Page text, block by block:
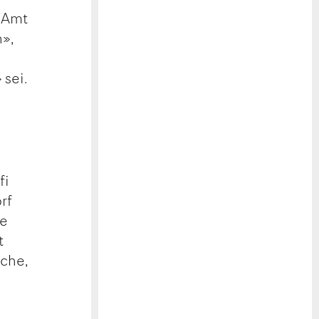
sei.